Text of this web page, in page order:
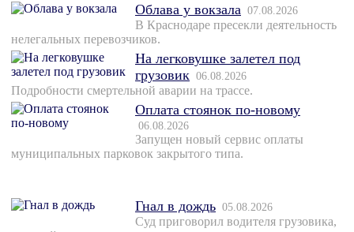
Облава у вокзала 07.08.2026
В Краснодаре пресекли деятельность
нелегальных перевозчиков.
На легковушке залетел под
грузовик 06.08.2026
Подробности смертельной аварии на трассе.
Оплата стоянок по-новому
06.08.2026
Запущен новый сервис оплаты
муниципальных парковок закрытого типа.
Гнал в дождь 05.08.2026
Суд приговорил водителя грузовика,